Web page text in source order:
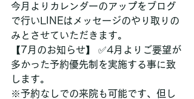
今月よりカレンダーのアップをブログ
で行いLINEはメッセージのやり取りの
みとさせていただきます。
【7月のお知らせ】 ✅4月よりご要望が
多かった予約優先制を実施する事に致
します。
※予約なしでの来院も可能です、但し